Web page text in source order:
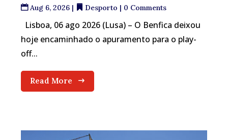
Aug 6, 2026 | Desporto | 0 Comments
Lisboa, 06 ago 2026 (Lusa) – O Benfica deixou
hoje encaminhado o apuramento para o play-
off...
Read More